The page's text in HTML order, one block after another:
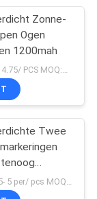
Zonne-
Ogen
1200mah
USD 12.29~14.75/ PCS MOQ:PCs 1
Twee